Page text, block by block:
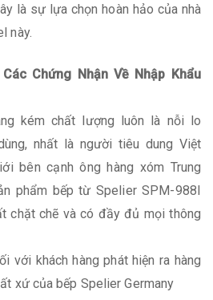
là sự lựa chọn hoàn hảo của nhà
này.
Chứng Nhận Về Nhập Khẩu
kém chất lượng luôn là nỗi lo
nhất là người tiêu dung Việt
bên cạnh ông hàng xóm Trung
phẩm bếp từ Spelier SPM-988I
chặt chẽ và có đầy đủ mọi thông
với khách hàng phát hiện ra hàng
xứ của bếp Spelier Germany